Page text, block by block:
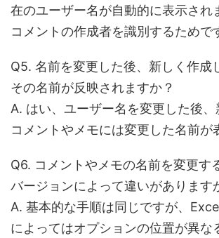
在のユーザー名が自動的に表示され
コメントの作成者を識別するためで
Q5. 名前を変更した後、新しく作成
その名前が反映されますか？
A. はい、ユーザー名を変更した後
コメントやメモには変更した名前が
Q6. コメントやメモの名前を変更す
バージョンによって違いがあります
A. 基本的な手順は同じですが、
によってはオプションの位置が異な